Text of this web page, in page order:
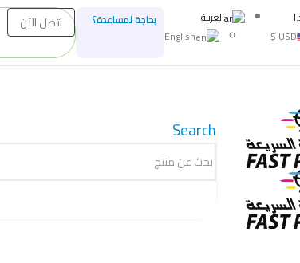
USD $
العربية
English
بحاجة لمساعدة؟ اتصل الآن
Search